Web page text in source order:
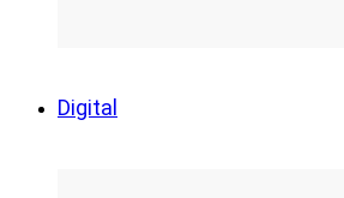
Digital